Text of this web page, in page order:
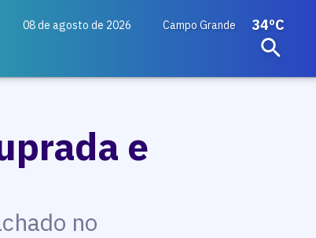
08 de agosto de 2026 Campo Grande 34ºC
e
no